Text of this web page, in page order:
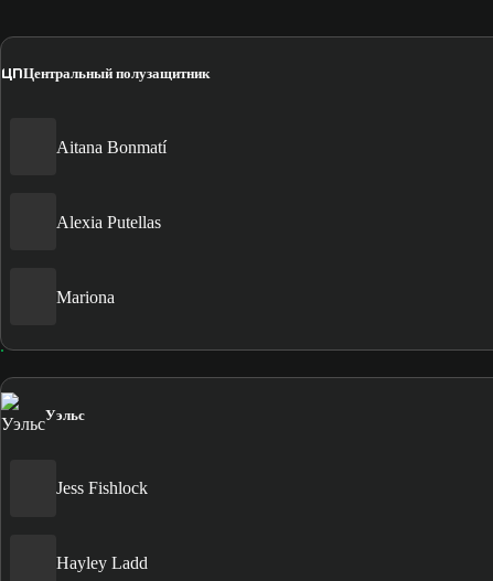
ЦПЦентральный полузащитник
Aitana Bonmatí
Alexia Putellas
Mariona
Уэльс
Jess Fishlock
Hayley Ladd